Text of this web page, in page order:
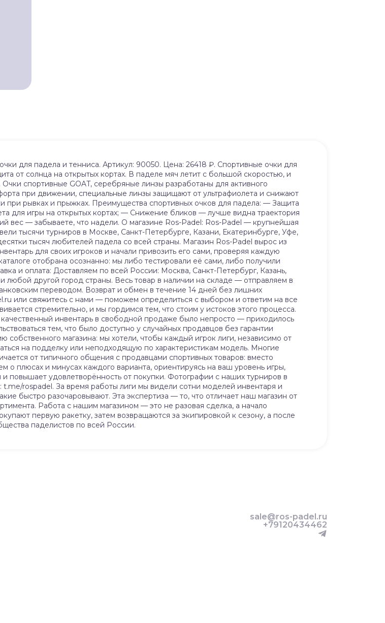
для падела и тенниса. Артикул: 90050. Цена: 26418 ₽. Спортивные очки для
от солнца на открытых кортах. В паделе мяч летит с большой скоростью, и
спортивные GOAT, серебряные линзы разработаны для активного
при движении, специальные линзы защищают от ультрафиолета и снижают
при рывках и прыжках. Преимущества спортивных очков для падела: — Защита
для игры на открытых кортах; — Снижение бликов — лучше видна траектория
— забываете, что надели. О магазине Ros-Padel: Ros-Padel — крупнейшая
тысячи турниров в Москве, Санкт-Петербурге, Казани, Екатеринбурге, Уфе,
тысяч любителей падела со всей страны. Магазин Ros-Padel вырос из
для своих игроков и начали привозить его сами, проверяя каждую
отобрана осознанно: мы либо тестировали её сами, либо получили
и оплата: Доставляем по всей России: Москва, Санкт-Петербург, Казань,
любой другой город страны. Весь товар в наличии на складе — отправляем в
переводом. Возврат и обмен в течение 14 дней без лишних
или свяжитесь с нами — поможем определиться с выбором и ответим на все
стремительно, и мы гордимся тем, что стоим у истоков этого процесса.
инвентарь в свободной продаже было непросто — приходилось
тем, что было доступно у случайных продавцов без гарантии
собственного магазина: мы хотели, чтобы каждый игрок лиги, независимо от
на подделку или неподходящую по характеристикам модель. Многие
от типичного общения с продавцами спортивных товаров: вместо
о плюсах и минусах каждого варианта, ориентируясь на ваш уровень игры,
повышает удовлетворённость от покупки. Фотографии с наших турниров в
rospadel. За время работы лиги мы видели сотни моделей инвентаря и
быстро разочаровывают. Эта экспертиза — то, что отличает наш магазин от
Работа с нашим магазином — это не разовая сделка, а начало
первую ракетку, затем возвращаются за экипировкой к сезону, а после
паделистов по всей России.
sale@ros-padel.ru
+79120434462